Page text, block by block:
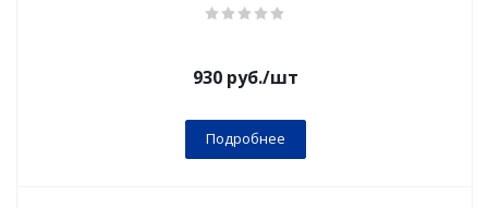
930руб./шт
Подробнее